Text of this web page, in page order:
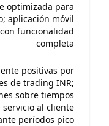
optimizada para
aplicación móvil
funcionalidad
completa
positivas por
de trading INR;
sobre tiempos
al cliente
períodos pico